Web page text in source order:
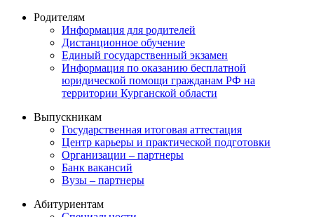
Родителям
Информация для родителей
Дистанционное обучение
Единый государственный экзамен
Информация по оказанию бесплатной
юридической помощи гражданам РФ на
территории Курганской области
Выпускникам
Государственная итоговая аттестация
Центр карьеры и практической подготовки
Организации – партнеры
Банк вакансий
Вузы – партнеры
Абитуриентам